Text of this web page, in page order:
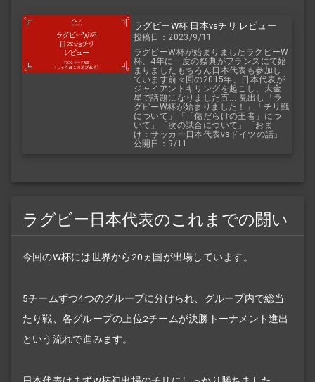
ラグビーW杯 日本vsチリ レビュー
投稿日：2023/9/11
ラグビーW杯が始まりましたラグビーW
杯、4年に一度の祭典がフランスにて始
まりましたもちろん日本代表も参加し
ています前々回の2015年、日本代表が
ジャイアントキリングを起こし、大金
星で話題になりました五... 見出し「ラ
グビーW杯が始まりました！」「チリ戦
について」「「傷だらけの王者」につ
いて」「次の試合について」「おま
け：サッカー日本代表vsドイツの話」
公開日：9/11
ラグビー日本代表のこれまでの闘い
今回のW杯には世界から20ヵ国が出場しています。
5チームずつ4つのグループに分けられ、グループ内で総当
たり戦、各グループの上位2チームが決勝トーナメント進出
という流れで進みます。